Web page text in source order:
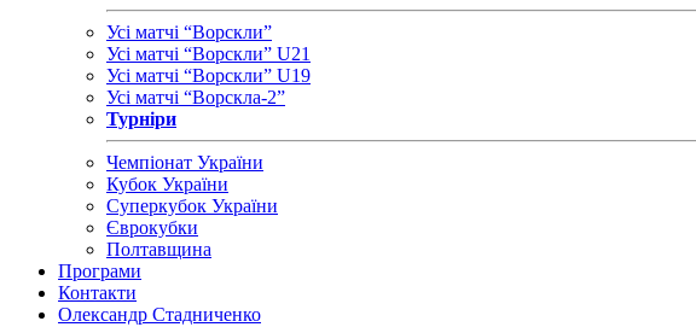
Усі матчі “Ворскли”
Усі матчі “Ворскли” U21
Усі матчі “Ворскли” U19
Усі матчі “Ворскла-2”
Турніри
Чемпіонат України
Кубок України
Суперкубок України
Єврокубки
Полтавщина
Програми
Контакти
Олександр Стадниченко